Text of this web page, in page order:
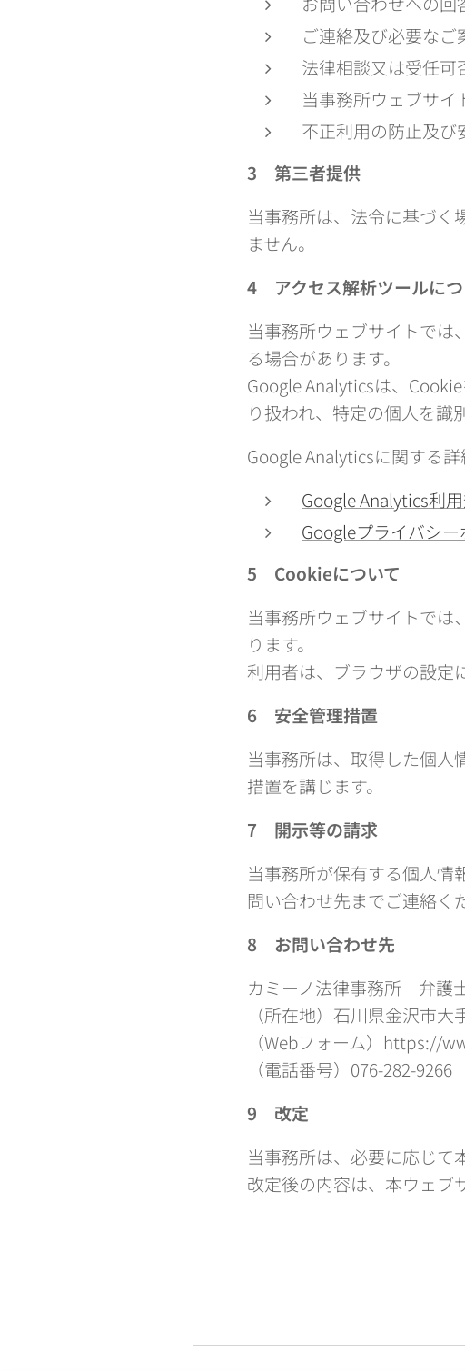
ご連絡及び必要なご
法律相談又は受任可
当事務所ウェブサ
不正利用の防止及び
3 第三者提供
当事務所は、法令に基づく
ません。
4 アクセス解析ツールに
当事務所ウェブサイトでは
る場合があります。
Google Analyticsは、
り扱われ、特定の個人を識
Google Analyticsに関する
Google Analytics利
Googleプライバシー
5 Cookieについて
当事務所ウェブサイトでは
ります。
利用者は、ブラウザの設定
6 安全管理措置
当事務所は、取得した個人
措置を講じます。
7 開示等の請求
当事務所が保有する個人情
問い合わせ先までご連絡く
8 お問い合わせ先
カミーノ法律事務所 弁護
（所在地）石川県金沢市
（Webフォーム）https://
（電話番号）076-282-9266
9 改定
当事務所は、必要に応じて
改定後の内容は、本ウェブ